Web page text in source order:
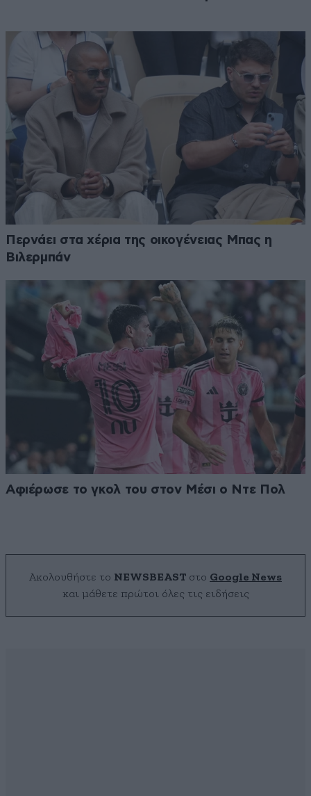
Περνάει στα χέρια της οικογένειας Μπας η
Βιλερμπάν
Αφιέρωσε το γκολ του στον Μέσι ο Ντε Πολ
Ακολουθήστε το NEWSBEAST στο Google News
και μάθετε πρώτοι όλες τις ειδήσεις